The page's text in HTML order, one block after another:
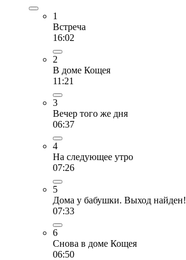
1
Встреча
16:02
2
В доме Кощея
11:21
3
Вечер того же дня
06:37
4
На следующее утро
07:26
5
Дома у бабушки. Выход найден!
07:33
6
Снова в доме Кощея
06:50